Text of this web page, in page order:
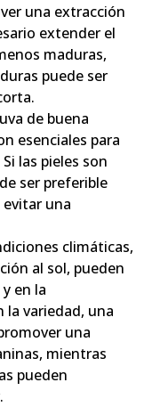
una extracción
extender el
maduras,
puede ser
de buena
esenciales para
las pieles son
ser preferible
evitar una
climáticas,
al sol, pueden
en la
la variedad, una
una
mientras
pueden